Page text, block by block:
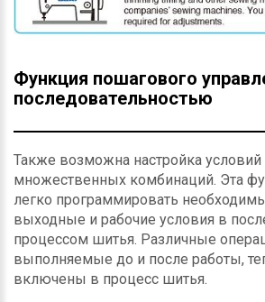
Функция пошагового
последовательностью
Также возможна настройка условий
множественных комбинаций. Эта
легко программировать
выходные и рабочие условия в
процессом шитья. Различные
выполняемые до и после работы,
включены в процесс шитья.